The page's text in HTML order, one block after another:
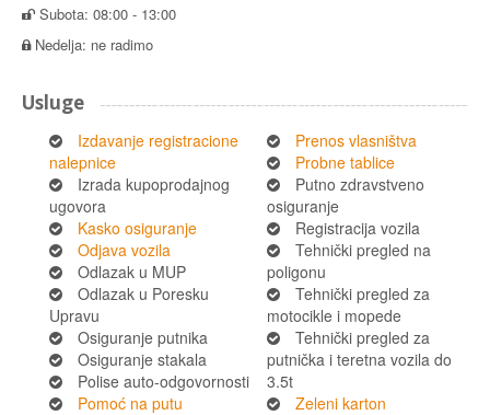
Subota: 08:00 - 13:00
Nedelja: ne radimo
Usluge
Izdavanje registracione
nalepnice
Izrada kupoprodajnog
ugovora
Kasko osiguranje
Odjava vozila
Odlazak u MUP
Odlazak u Poresku
Upravu
Osiguranje putnika
Osiguranje stakala
Polise auto-odgovornosti
Pomoć na putu
Prenos vlasništva
Probne tablice
Putno zdravstveno
osiguranje
Registracija vozila
Tehnički pregled na
poligonu
Tehnički pregled za
motocikle i mopede
Tehnički pregled za
putnička i teretna vozila do
3.5t
Zeleni karton